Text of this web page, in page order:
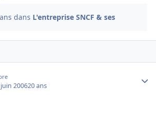
dans L'entreprise SNCF & ses
200620 ans